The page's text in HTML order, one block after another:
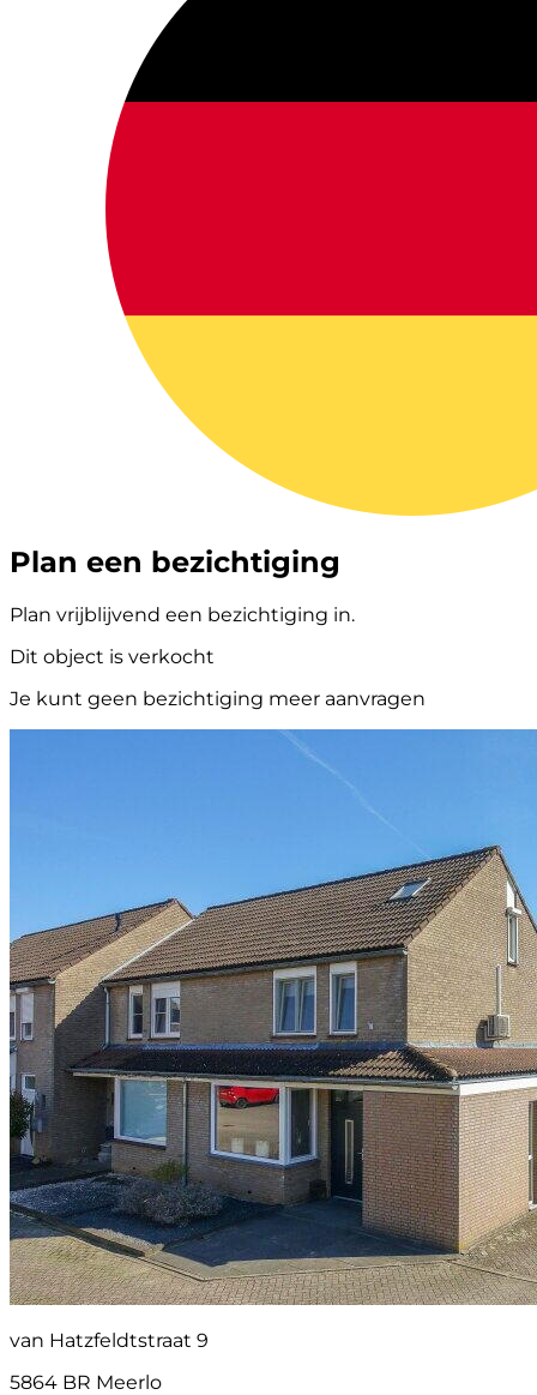
Plan een bezichtiging
Plan vrijblijvend een bezichtiging in.
Dit object is verkocht
Je kunt geen bezichtiging meer aanvragen
van Hatzfeldtstraat 9
5864 BR Meerlo